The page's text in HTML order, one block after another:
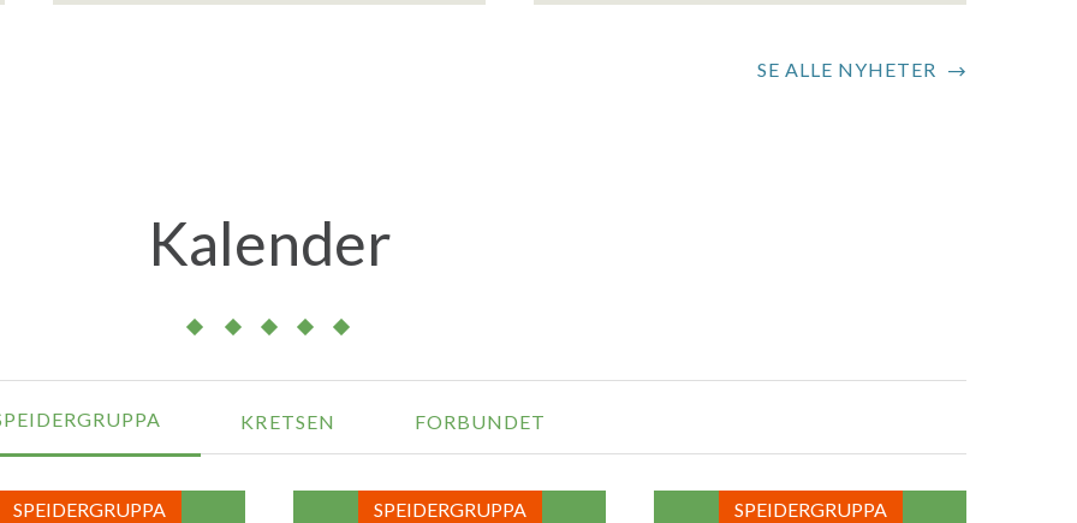
SE ALLE NYHETER
Kalender
KRETSEN FORBUNDET
SPEIDERGRUPPA SPEIDERGRUPPA SPEIDERGRUPPA